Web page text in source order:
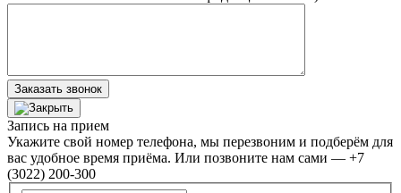
Заказать звонок
Запись на прием
Укажите свой номер телефона, мы перезвоним и подберём для
вас удобное время приёма. Или позвоните нам сами — +7
(3022) 200-300